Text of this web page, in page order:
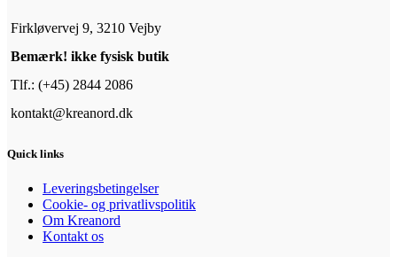
Firkløvervej 9, 3210 Vejby
Bemærk! ikke fysisk butik
Tlf.: (+45) 2844 2086
kontakt@kreanord.dk
Quick links
Leveringsbetingelser
Cookie- og privatlivspolitik
Om Kreanord
Kontakt os